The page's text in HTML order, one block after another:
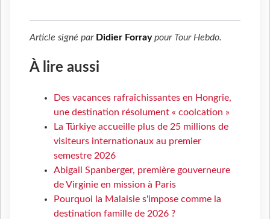
Article signé par Didier Forraypour Tour Hebdo.
À lire aussi
Des vacances rafraîchissantes en Hongrie,
une destination résolument « coolcation »
La Türkiye accueille plus de 25 millions de
visiteurs internationaux au premier
semestre 2026
Abigail Spanberger, première gouverneure
de Virginie en mission à Paris
Pourquoi la Malaisie s'impose comme la
destination famille de 2026 ?